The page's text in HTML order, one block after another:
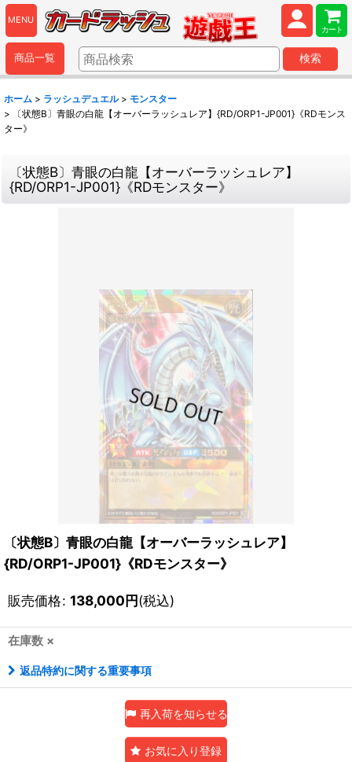
MENU
カート
商品一覧 検索
ホーム > ラッシュデュエル > モンスター
>
〔状態B〕青眼の白龍【オーバーラッシュレア】{RD/ORP1-JP001}《RDモンス
ター》
〔状態B〕青眼の白龍【オーバーラッシュレア】
{RD/ORP1-JP001}《RDモンスター》
〔状態B〕青眼の白龍【オーバーラッシュレア】
{RD/ORP1-JP001}《RDモンスター》
販売価格: 138,000円(税込)
在庫数 ×
返品特約に関する重要事項
再入荷を知らせる
お気に入り登録